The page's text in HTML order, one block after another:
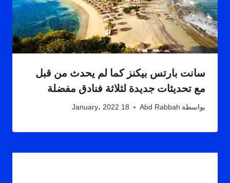
سانت بارتس بيكنز كما لم يحدث من قبل
مع تحديثات جديدة لثلاثة فنادق مفضلة
بواسطة Abd Rabbah 18 January، 2022